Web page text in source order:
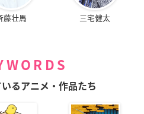
藤壮馬 三宅健太
るアニメ・作品たち